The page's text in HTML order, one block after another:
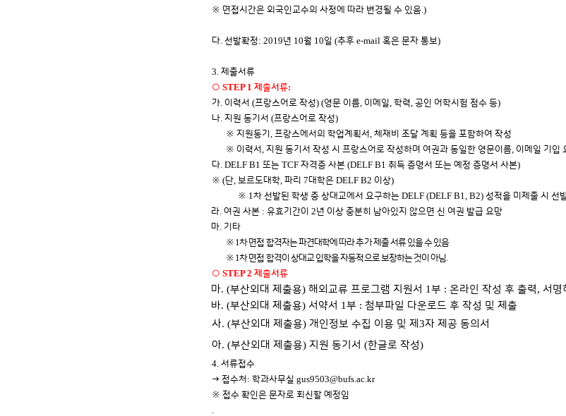
※ 면접시간은 외국인교수의 사정에 따라 변경될 수 있음.)
다. 선발확정: 2019년 10월 10일 (추후 e-mail 혹은 문자 통보)
3. 제출서류
○ STEP 1 제출서류:
가. 이력서 (프랑스어로 작성) (영문 이름, 이메일, 학력, 공인 어학시험 점수 등)
나. 지원 동기서 (프랑스어로 작성)
※ 지원동기 , 프랑스에서의 학업계획서, 체재비 조달 계획 등을 포함하여 작성
※ 이력서, 지원 동기서 작성 시 프랑스어로 작성하며 여권과 동일한 영문이름, 이메일 기입
다. DELF B1 또는 TCF 자격증 사본 (DELF B1 취득 증명서 또는 예정 증명서 사본)
※ (단, 보르도대학, 파리 7대학은 DELF B2 이상)
※ 1차 선발된 학생 중 상대교에서 요구하는DELF (DELF B1, B2)성적을 미제출 시 선
라. 여권 사본 :유효기간이2년 이상 충분히 남아있지 않으면 신 여권 발급 요망
마. 기타
※ 1차 면접 합격자는 파견대학에 따라 추가 제출 서류 있을 수 있음
※ 1차 면접 합격이 상대교 입학을 자동적으로 보장하는 것이 아님.
○ STEP 2 제출서류
마.(부산외대 제출용)해외교류 프로그램 지원서 1부 :온라인 작성 후 출력,서명
바.(부산외대 제출용)서약서 1부 : 첨부파일 다운로드 후 작성 및 제출
사. (부산외대 제출용) 개인정보 수집 이용 및 제 3자 제공 동의서
아. (부산외대 제출용) 지원 동기서 (한글로 작성)
4. 서류접수
→ 접수처 : 학과사무실 gus9503@bufs.ac.kr
※ 접수 확인은 문자로 회신할 예정임
.